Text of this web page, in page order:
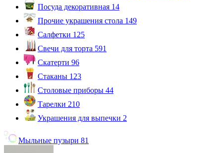
Посуда декоративная 14
Прочие украшения стола 149
Салфетки 125
Свечи для торта 591
Скатерти 96
Стаканы 123
Столовые приборы 44
Тарелки 210
Украшения для выпечки 2
Мыльные пузыри 81